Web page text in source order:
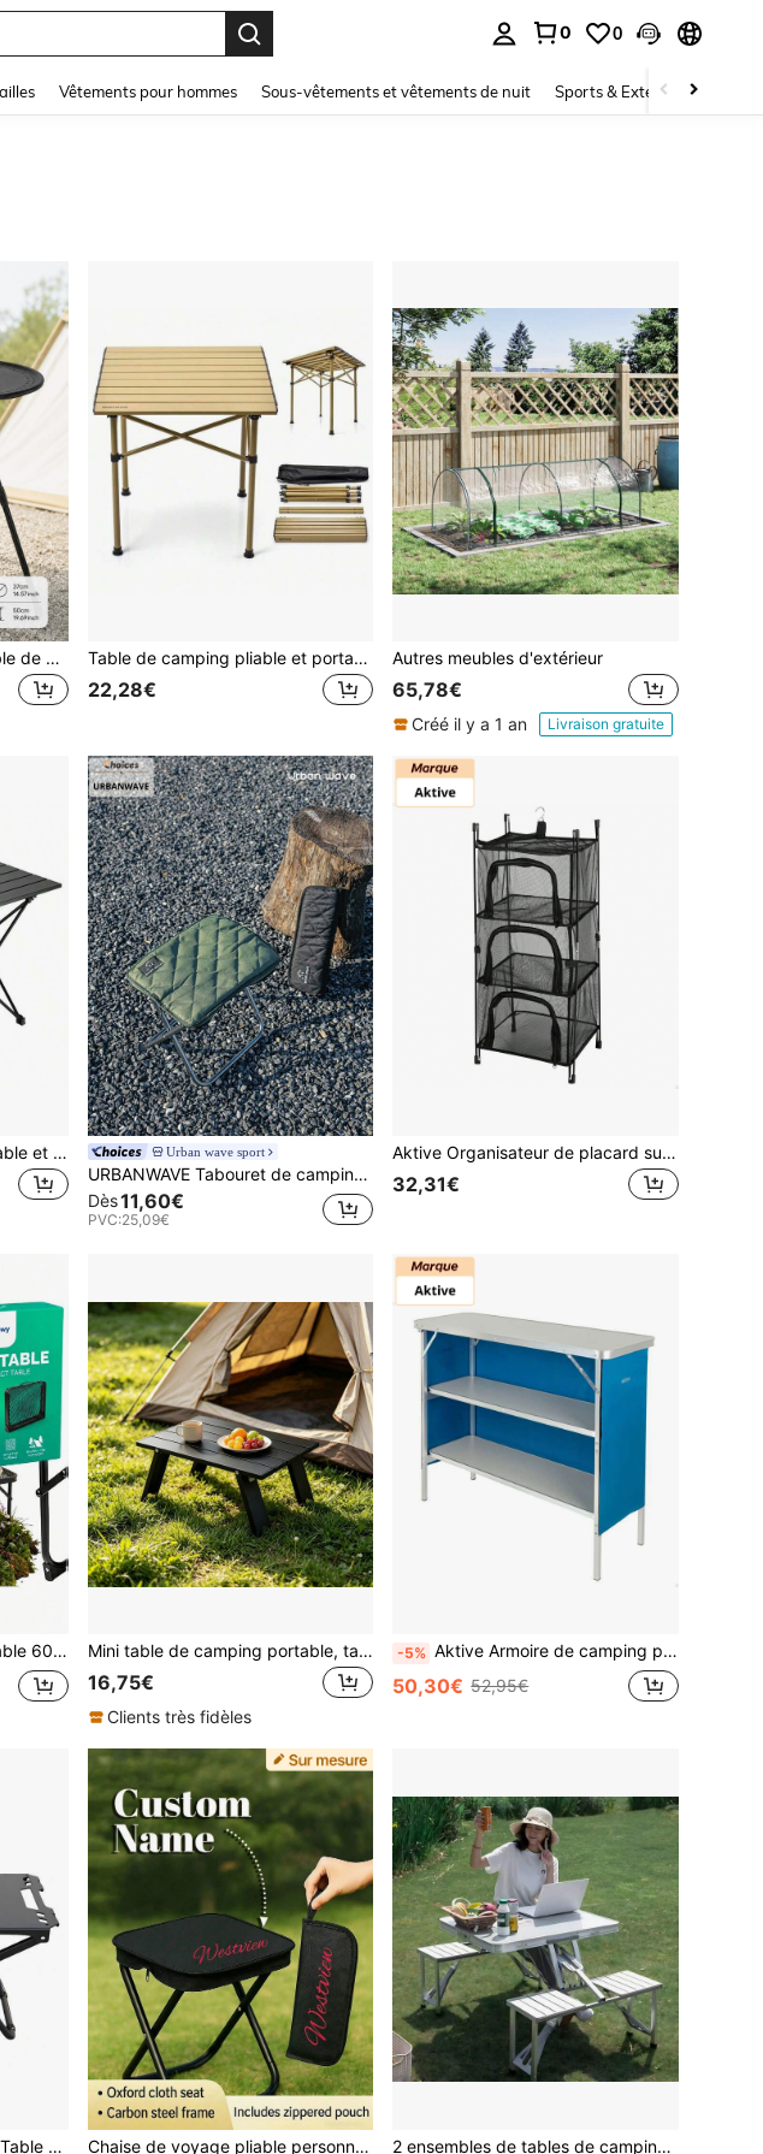
0 0
Vêtements pour hommes Sous-vêtements et vêtements de nuit Sports & Extérieur
1 pièce Table pliante portable de camping extérieur, table de camping télescopique réglable convenant pour la pêche, le pique-nique, l'usage domestique, table pliante légère, équipement de camping, voyage d'été, cadeau pour la fête des pères
Table de camping pliable et portable | Plateau léger en alliage d'aluminium rayé | Table pliante multifonctionnelle pour pique-niques et barbecues | Structure robuste à croisillons | Table de rangement portable pour les voyages | Table basse pour balcon ou terrasse | Imperméable, antirouille et facile à nettoyer | Installation et démontage rapides | Idéale pour le camping, la randonnée, la pêche et les réunions de famille
22,28€
Autres meubles d'extérieur
65,78€
Créé il y a 1 an Livraison gratuite
1 pièce Table extérieure pliable et portable, convient pour le pique-nique, le camping, le barbecue, facile à assembler, disponible en plusieurs tailles Urban wave sport
URBANWAVE Tabouret de camping pliable portable, chaise de camping pliable légère pour adultes, tabouret de pêche de voyage en sac à dos, siège mini pliable compact, repose-pieds extérieur pour voyages, chasse, pêche, randonnée, jardinage
Dès11,60€
PVC:25,09€
Aktive Organisateur de placard suspendu, amovible et pliable avec 3 niveaux ✅ Livraison sous 24/48 heures en Espagne (péninsule)
32,31€
camping, les pique-niques, la pêche, le jardin et les voyages Mini table de camping portable, table de camping pliable en alliage d'aluminium ultralégère, bureau multifonctionnel pour la plage, le pique-nique, le barbecue & la pêche, table d'appoint pour le café de camping pour la tente, l'équipement de randonnée, de voyage et de camping, livrée avec un sac de rangement
16,75€
Clients très fidèles
-5% Aktive Armoire de camping pliable, conception portable, avec une structure légère et robuste, idéale pour organiser les ustensiles ou les vêtements en camping, facile à monter et à démonter, matériaux durables, parfaite pour l'extérieur et les petits espaces. ✅ Livraison 24/48h en Espagne (péninsule)
50,30€ 52,95€
Table pliante de camping – Table de repas et de voyage portable en acier au carbone – Table de jardin et de loisirs pour une utilisation intérieure et extérieure – Idéale pour les pique-niques et les barbecues – Sac de transport inclus
Chaise de voyage pliable personnalisable, chaise de pêche pliable, siège robuste, parfait pour le camping, la pêche et l'utilisation en extérieur, stable sans vaciller, chaise de camping, conception portable, équipement de camping, siège portable, meuble gain de place, structure légère, passionnés d'aventures en plein air
2 ensembles de tables de camping pliables portables, hauteur réglable, comprend des tabourets, table de jardin pliable, table pliable avec chaises à l'intérieur, ensemble de table et chaise pliables Mikomika (table de camping)